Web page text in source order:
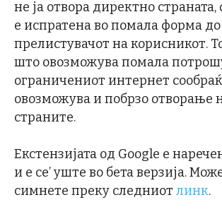
не ја отвора директно страната,
е испратена во помала форма до
прелистувачот на корисникот.
што овозможува помала
ограничениот интернет
овозможува и побрзо отворање
страните.
Екстензијата од Google е
и е се’ уште во бета верзија.
симнете преку следниот линк.